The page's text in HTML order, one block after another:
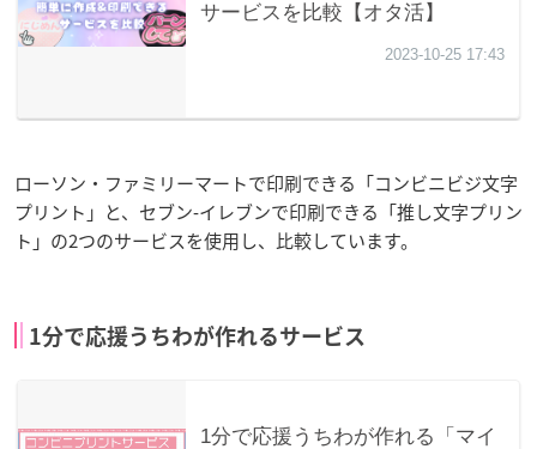
ローソン・ファミリーマートで印刷できる「コンビニビジ文字
プリント」と、セブン‐イレブンで印刷できる「推し文字プリン
ト」の2つのサービスを使用し、比較しています。
1分で応援うちわが作れるサービス